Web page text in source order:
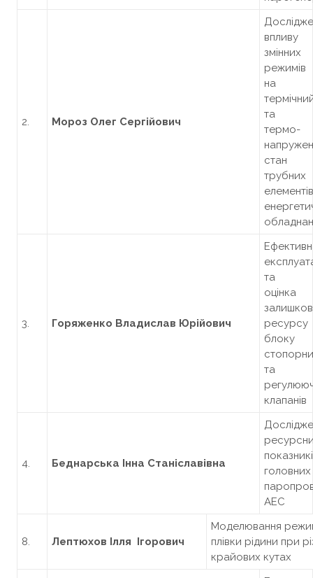
2. Мороз Олег Сергійович
впливу
змінних
режимів
на
та
термо-
стан
трубних
елементів
3. Горяженко Владислав Юрійович
та
оцінка
ресурсу
блоку
та
клапанів
4. Беднарська Інна Станіславівна
головних
АЕС
8. Лептюхов Ілля Ігорович
Моделювання
плівки рідини при
крайових кутах